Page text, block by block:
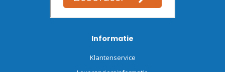
Informatie
Klantenservice